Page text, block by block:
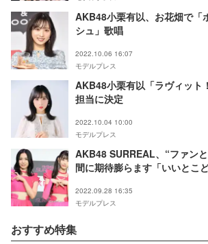
AKB48小栗有以、お花畑で「
シュ」歌唱
2022.10.06 16:07
モデルプレス
AKB48小栗有以「ラヴィット
担当に決定
2022.10.04 10:00
モデルプレス
AKB48 SURREAL、“ファン
間に期待膨らます「いいとこど
2022.09.28 16:35
モデルプレス
おすすめ特集